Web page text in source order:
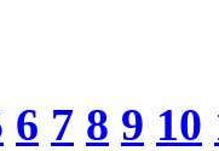
6 7 8 9 10